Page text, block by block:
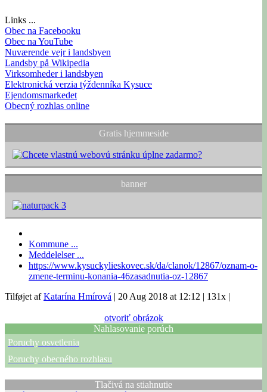
Links ...
Obec na Facebooku
Obec na YouTube
Nuværende vejr i landsbyen
Landsby på Wikipedia
Virksomheder i landsbyen
Elektronická verzia týždenníka Kysuce
Ejendomsmarkedet
Obecný rozhlas online
Gratis hjemmeside
banner
Kommune ...
Meddelelser ...
https://www.kysuckylieskovec.sk/da/clanok/12867/oznam-o-
zmene-terminu-konania-46zasadnutia-oz-12867
Tilføjet afKatarína Hmírová | 20 Aug 2018 at 12:12 | 131x |
otvoriť obrázok
Nahlasovanie porúch
Poruchy osvetlenia
Poruchy obecného rozhlasu
Tlačivá na stiahnutie